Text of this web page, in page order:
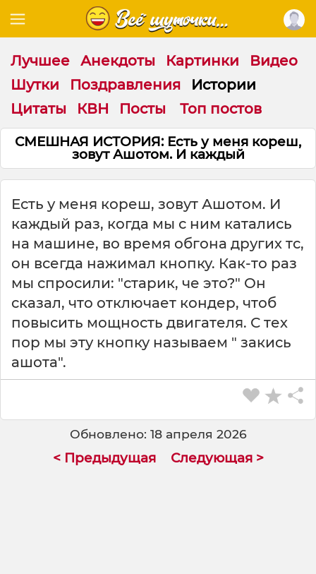
Лучшее Анекдоты Картинки
Видео
Шутки
Поздравления
Истории
Цитаты
КВН Посты Топ постов
СМЕШНАЯ ИСТОРИЯ: Есть у меня кореш,
зовут Ашотом. И каждый
Есть у меня кореш, зовут Ашотом. И
каждый раз, когда мы с ним катались
на машине, во время обгона других тс,
он всегда нажимал кнопку. Как-то раз
мы спросили: "старик, че это?" Он
сказал, что отключает кондер, чтоб
повысить мощность двигателя. С тех
пор мы эту кнопку называем " закись
ашота".
Обновлено: 18 апреля 2026
< Предыдущая Следующая >